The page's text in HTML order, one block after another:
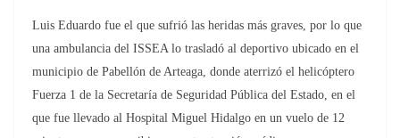
Luis Eduardo fue el que sufrió las heridas más graves, por lo que
una ambulancia del ISSEA lo trasladó al deportivo ubicado en el
municipio de Pabellón de Arteaga, donde aterrizó el helicóptero
Fuerza 1 de la Secretaría de Seguridad Pública del Estado, en el
que fue llevado al Hospital Miguel Hidalgo en un vuelo de 12